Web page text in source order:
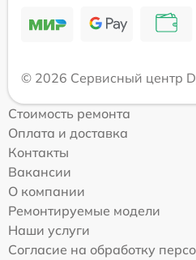
© 2026 Сервисный центр
Стоимость ремонта
Оплата и доставка
Контакты
Вакансии
О компании
Ремонтируемые модели
Наши услуги
Согласие на обработку